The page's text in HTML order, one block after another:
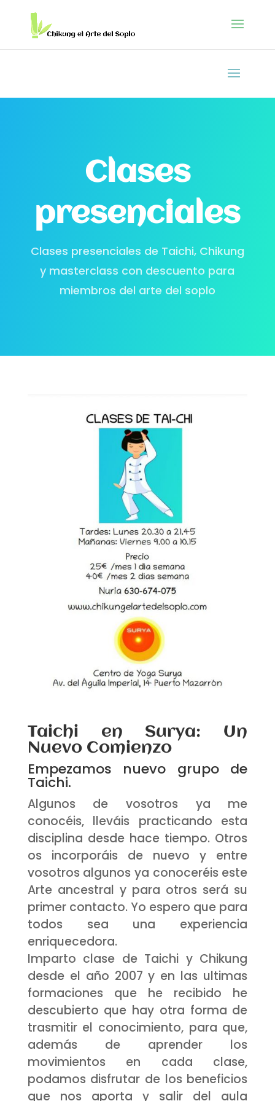
Clases
presenciales
Clases presenciales de Taichi, Chikung
y masterclass con descuento para
miembros del arte del soplo
Taichi en Surya: Un
Nuevo Comienzo
Empezamos nuevo grupo de
Taichi.
Algunos de vosotros ya me
conocéis, lleváis practicando esta
disciplina desde hace tiempo. Otros
os incorporáis de nuevo y entre
vosotros algunos ya conoceréis este
Arte ancestral y para otros será su
primer contacto. Yo espero que para
todos sea una experiencia
enriquecedora.
Imparto clase de Taichi y Chikung
desde el año 2007 y en las ultimas
formaciones que he recibido he
descubierto que hay otra forma de
trasmitir el conocimiento, para que,
además de aprender los
movimientos en cada clase,
podamos disfrutar de los beneficios
que nos aporta y salir del aula